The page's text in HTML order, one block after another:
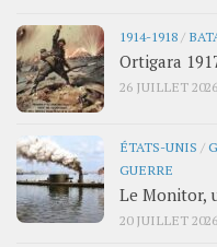
1914-1918 /
Ortigara
26 JUILLET 2026
ÉTATS-UNIS /
GUERRE
Le Monitor,
20 JUILLET 2026